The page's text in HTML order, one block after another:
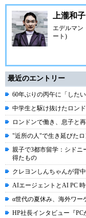
上瀧和
エデルマン
ート)
最近のエントリー
60年ぶりの丙午に「した
中学生と駆け抜けたロン
ロンドンで働き、息子と
"近所の人"で生き延びた
親子で3都市留学：シドニ
得たもの
クレヨンしんちゃんが背
AIエージェントとAI PC
α世代の夏休み、海外ワー
HP社長インタビュー『PC